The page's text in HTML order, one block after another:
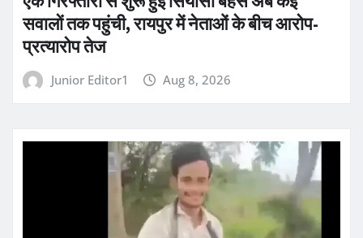
सवालों तक पहुंची, रायपुर में नेताओं के बीच आरोप-
प्रत्यारोप तेज
Junior Editor1 Aug 8, 2026